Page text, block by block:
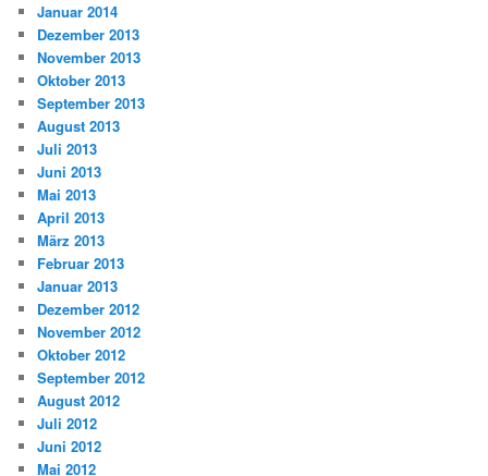
Januar 2014
Dezember 2013
November 2013
Oktober 2013
September 2013
August 2013
Juli 2013
Juni 2013
Mai 2013
April 2013
März 2013
Februar 2013
Januar 2013
Dezember 2012
November 2012
Oktober 2012
September 2012
August 2012
Juli 2012
Juni 2012
Mai 2012